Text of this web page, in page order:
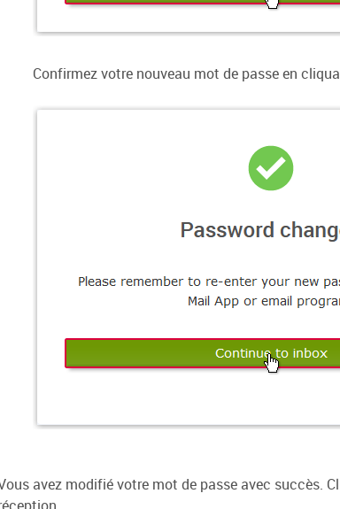
Confirmez votre nouveau mot de passe en
avez modifié votre mot de passe avec succès.